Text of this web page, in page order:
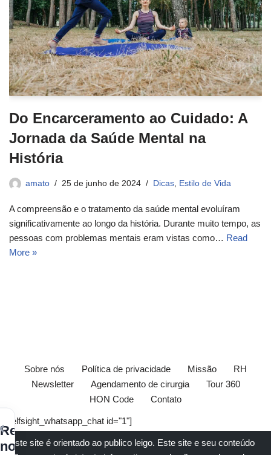
Do Encarceramento ao Cuidado: A
Jornada da Saúde Mental na
História
amato 25 de junho de 2024 Dicas Estilo de Vida
A compreensão e o tratamento da saúde mental evoluíram
significativamente ao longo da história. Durante muito tempo, as
pessoas com problemas mentais eram vistas como… Read
More »
Sobre nós Política de privacidade Missão
RH
Newsletter
Agendamento de cirurgia
Tour 360
HON Code
Contato
[elfsight_whatsapp_chat id="1"]
Este site é orientado ao publico leigo. Este site e seu conteúdo
Receba
nossos